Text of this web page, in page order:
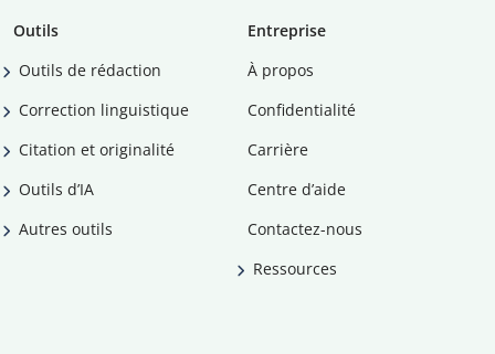
Outils
Outils de rédaction
Correction linguistique
Citation et originalité
Outils d’IA
Autres outils
Entreprise
À propos
Confidentialité
Carrière
Centre d’aide
Contactez-nous
Ressources